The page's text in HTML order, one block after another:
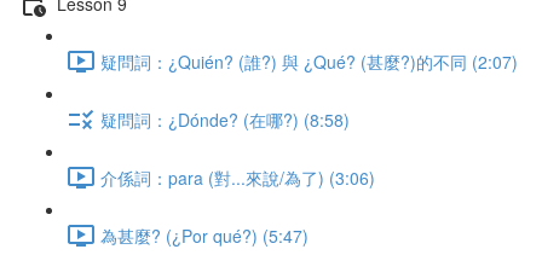
疑問詞：¿Quién? (誰?) 與 ¿Qué? (甚麼?)的不同 (2:07)
疑問詞：¿Dónde? (在哪?) (8:58)
介係詞：para (對...來說/為了) (3:06)
為甚麼? (¿Por qué?) (5:47)